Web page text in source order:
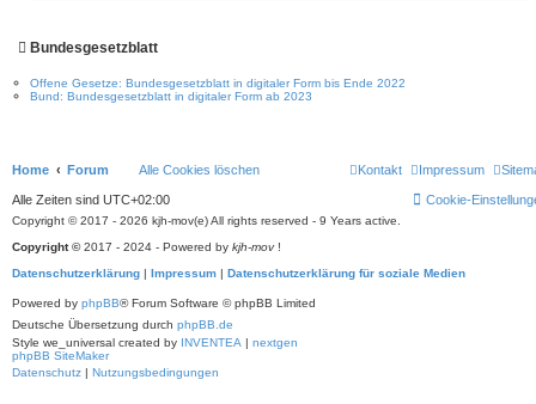
Bundesgesetzblatt
Offene Gesetze: Bundesgesetzblatt in digitaler Form bis Ende 2022
Bund: Bundesgesetzblatt in digitaler Form ab 2023
Home Forum Impressum
Kontakt
Alle Cookies löschen
Alle Zeiten sind UTC+02:00 Cookie-
Copyright © 2017 - 2026 kjh-mov(e) All rights reserved - 9 Years active.
Copyright ©2017 - 2024 - Powered by kjh-mov!
Datenschutzerklärung | Impressum | Datenschutzerklärung für soziale Medien
Powered by phpBB® Forum Software © phpBB Limited
Deutsche Übersetzung durch phpBB.de
Style we_universal created by INVENTEA | nextgen
phpBB SiteMaker
Datenschutz | Nutzungsbedingungen